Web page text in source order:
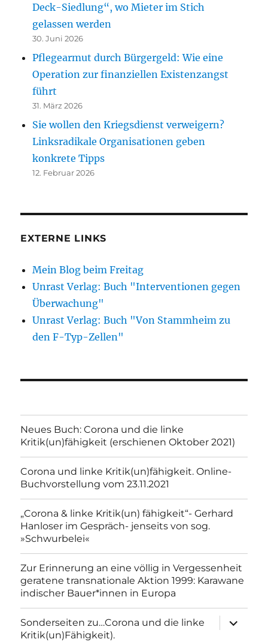
Deck-Siedlung“, wo Mieter im Stich
gelassen werden
30. Juni 2026
Pflegearmut durch Bürgergeld: Wie eine
Operation zur finanziellen Existenzangst
führt
31. März 2026
Sie wollen den Kriegsdienst verweigern?
Linksradikale Organisationen geben
konkrete Tipps
12. Februar 2026
EXTERNE LINKS
Mein Blog beim Freitag
Unrast Verlag: Buch "Interventionen gegen
Überwachung"
Unrast Verlag: Buch "Von Stammheim zu
den F-Typ-Zellen"
Neues Buch: Corona und die linke
Kritik(un)fähigkeit (erschienen Oktober 2021)
Corona und linke Kritik(un)fähigkeit. Online-
Buchvorstellung vom 23.11.2021
„Corona & linke Kritik(un) fähigkeit“- Gerhard
Hanloser im Gespräch- jenseits von sog.
»Schwurbelei«
Zur Erinnerung an eine völlig in Vergessenheit
geratene transnationale Aktion 1999: Karawane
indischer Bauer*innen in Europa
Sonderseiten zu…Corona und die linke
Kritik(un)Fähigkeit).
anzeigen